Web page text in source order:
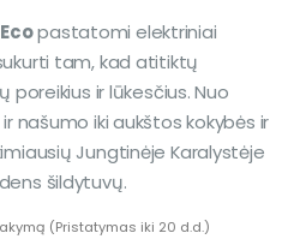
pastatomi elektriniai
tam, kad atitiktų
poreikius ir lūkesčius. Nuo
našumo iki aukštos kokybės ir
Jungtinėje Karalystėje
šildytuvų.
(Pristatymas iki 20 d.d.)